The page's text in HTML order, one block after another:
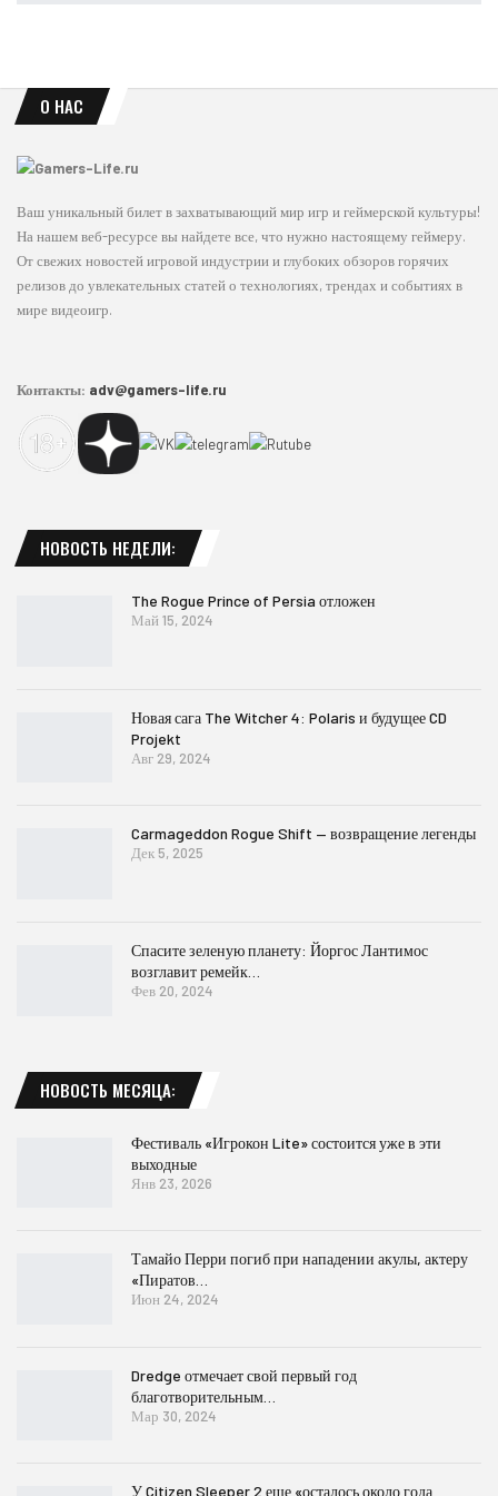
О НАС
Ваш уникальный билет в захватывающий мир игр и геймерской культуры!
На нашем веб-ресурсе вы найдете все, что нужно настоящему геймеру.
От свежих новостей игровой индустрии и глубоких обзоров горячих
релизов до увлекательных статей о технологиях, трендах и событиях в
мире видеоигр.
Контакты: adv@gamers-life.ru
НОВОСТЬ НЕДЕЛИ:
The Rogue Prince of Persia отложен
Май 15, 2024
Новая сага The Witcher 4: Polaris и будущее CD
Projekt
Авг 29, 2024
Carmageddon Rogue Shift — возвращение легенды
Дек 5, 2025
Спасите зеленую планету: Йоргос Лантимос
возглавит ремейк…
Фев 20, 2024
НОВОСТЬ МЕСЯЦА:
Фестиваль «Игрокон Lite» состоится уже в эти
выходные
Янв 23, 2026
Тамайо Перри погиб при нападении акулы, актеру
«Пиратов…
Июн 24, 2024
Dredge отмечает свой первый год
благотворительным…
Мар 30, 2024
У Citizen Sleeper 2 еще «осталось около года